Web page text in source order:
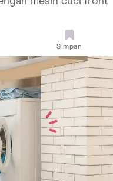
Simpan